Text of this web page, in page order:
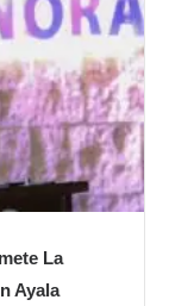
La
Ayala